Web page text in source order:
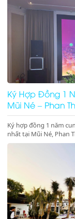
Ký Hợp Đồng 1
Mũi Né – Phan
Ký hợp đồng 1 năm
nhất tại Mũi Né, Phan
gala dinner, pool